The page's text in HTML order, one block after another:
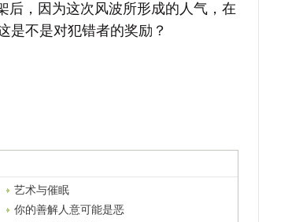
后，因为这次风波所形成的人气，在
是不是对犯错者的奖励？
艺术与催眠
你的善解人意可能是恶